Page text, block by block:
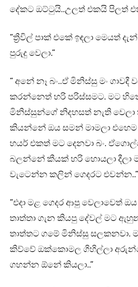
දේකට ඔට්ටුයි..උලත් එකයි පිලත්
“ත්‍රීවිල් පාක් එකේ ඉඳලා මෙයත්
පුරුදු වෙලා.”
“ අනේ නෑ බං..ඒ මිනිස්සු මං ගාවදී
කරන්නෙත් හරි පරිස්සමට. මට
මිනිස්සුන්ගේ නිදහසත් නැති වෙලා
කියන්නේ ඔය සමන් මාමලා
හයර් එකත් මට දෙනවා බං.
බලන්නේ කීයක් හරි හොයලා දීලා
වැටෙන්න කලින් ගෙදරට එවන්න..”
“එදා මළ ගෙදර ආපු වෙලාවෙත්
තාත්තා ගැන කියපු දේවල් මට
තාත්තට ගමේ මිනිස්සු සලකනවා.
කිව්වේ ඔක්කොමල ගිහිල්ලා
ගහන්න ඕනේ කියලා..”